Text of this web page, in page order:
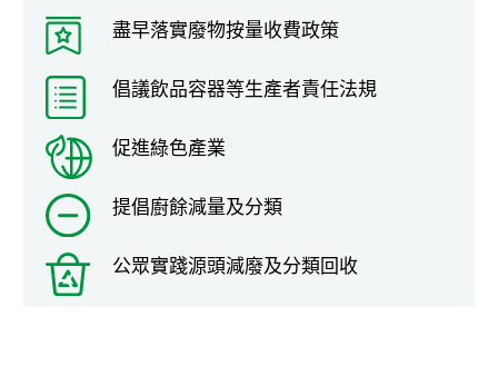
盡早落實廢物按量收費政策
倡議飲品容器等生產者責任法規
促進綠色產業
提倡廚餘減量及分類
公眾實踐源頭減廢及分類回收